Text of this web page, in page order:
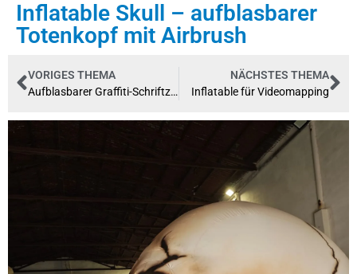
Inflatable Skull – aufblasbarer
Totenkopf mit Airbrush
VORIGES THEMA
Aufblasbarer Graffiti-Schriftzug KATMANDO
NÄCHSTES THEMA
Inflatable für Videomapping